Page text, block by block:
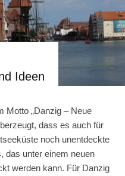
Ideen
Motto „Danzig – Neue
dass es auch für
noch unentdeckte
das unter einem neuen
werden kann. Für Danzig